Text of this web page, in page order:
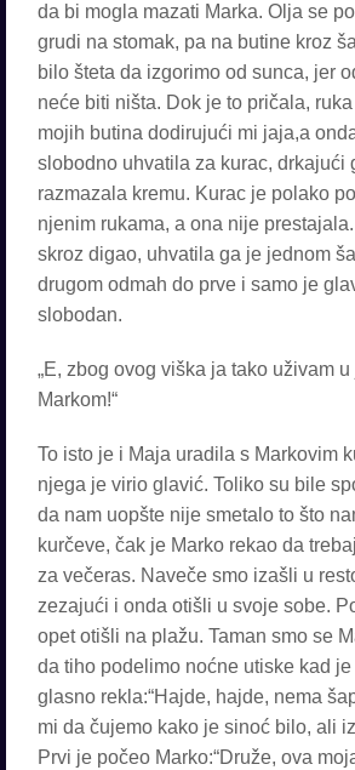
da bi mogla mazati Marka. Olja se
grudi na stomak, pa na butine kroz
bilo šteta da izgorimo od sunca, jer
neće biti ništa. Dok je to pričala,
mojih butina dodirujući mi jaja,a
slobodno uhvatila za kurac, drkajući
razmazala kremu. Kurac je polako
njenim rukama, a ona nije
skroz digao, uhvatila ga je jednom
drugom odmah do prve i samo je
slobodan.
„E, zbog ovog viška ja tako uživam
Markom!“
To isto je i Maja uradila s Markovim
njega je virio glavić. Toliko su bile
da nam uopšte nije smetalo to što
kurčeve, čak je Marko rekao da
za večeras. Naveče smo izašli u
zezajući i onda otišli u svoje sobe.
opet otišli na plažu. Taman smo se
da tiho podelimo noćne utiske kad
glasno rekla:“Hajde, hajde, nema
mi da čujemo kako je sinoć bilo, ali
Prvi je počeo Marko:“Druže, ova